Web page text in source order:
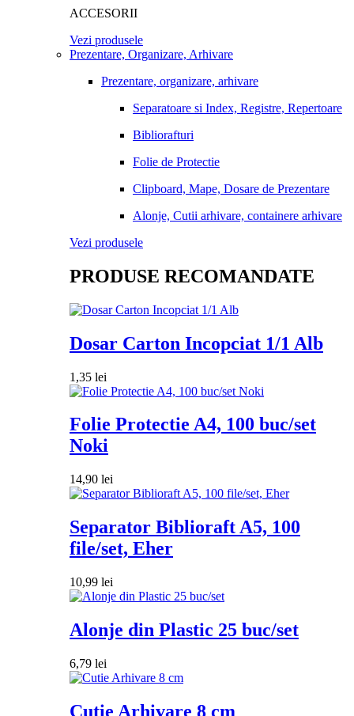
ACCESORII
Vezi produsele
Prezentare, Organizare, Arhivare
Prezentare, organizare, arhivare
Separatoare si Index, Registre, Repertoare
Bibliorafturi
Folie de Protectie
Clipboard, Mape, Dosare de Prezentare
Alonje, Cutii arhivare, containere arhivare
Vezi produsele
PRODUSE RECOMANDATE
Dosar Carton Incopciat 1/1 Alb
1,35 lei
Folie Protectie A4, 100 buc/set
Noki
14,90 lei
Separator Biblioraft A5, 100
file/set, Eher
10,99 lei
Alonje din Plastic 25 buc/set
6,79 lei
Cutie Arhivare 8 cm